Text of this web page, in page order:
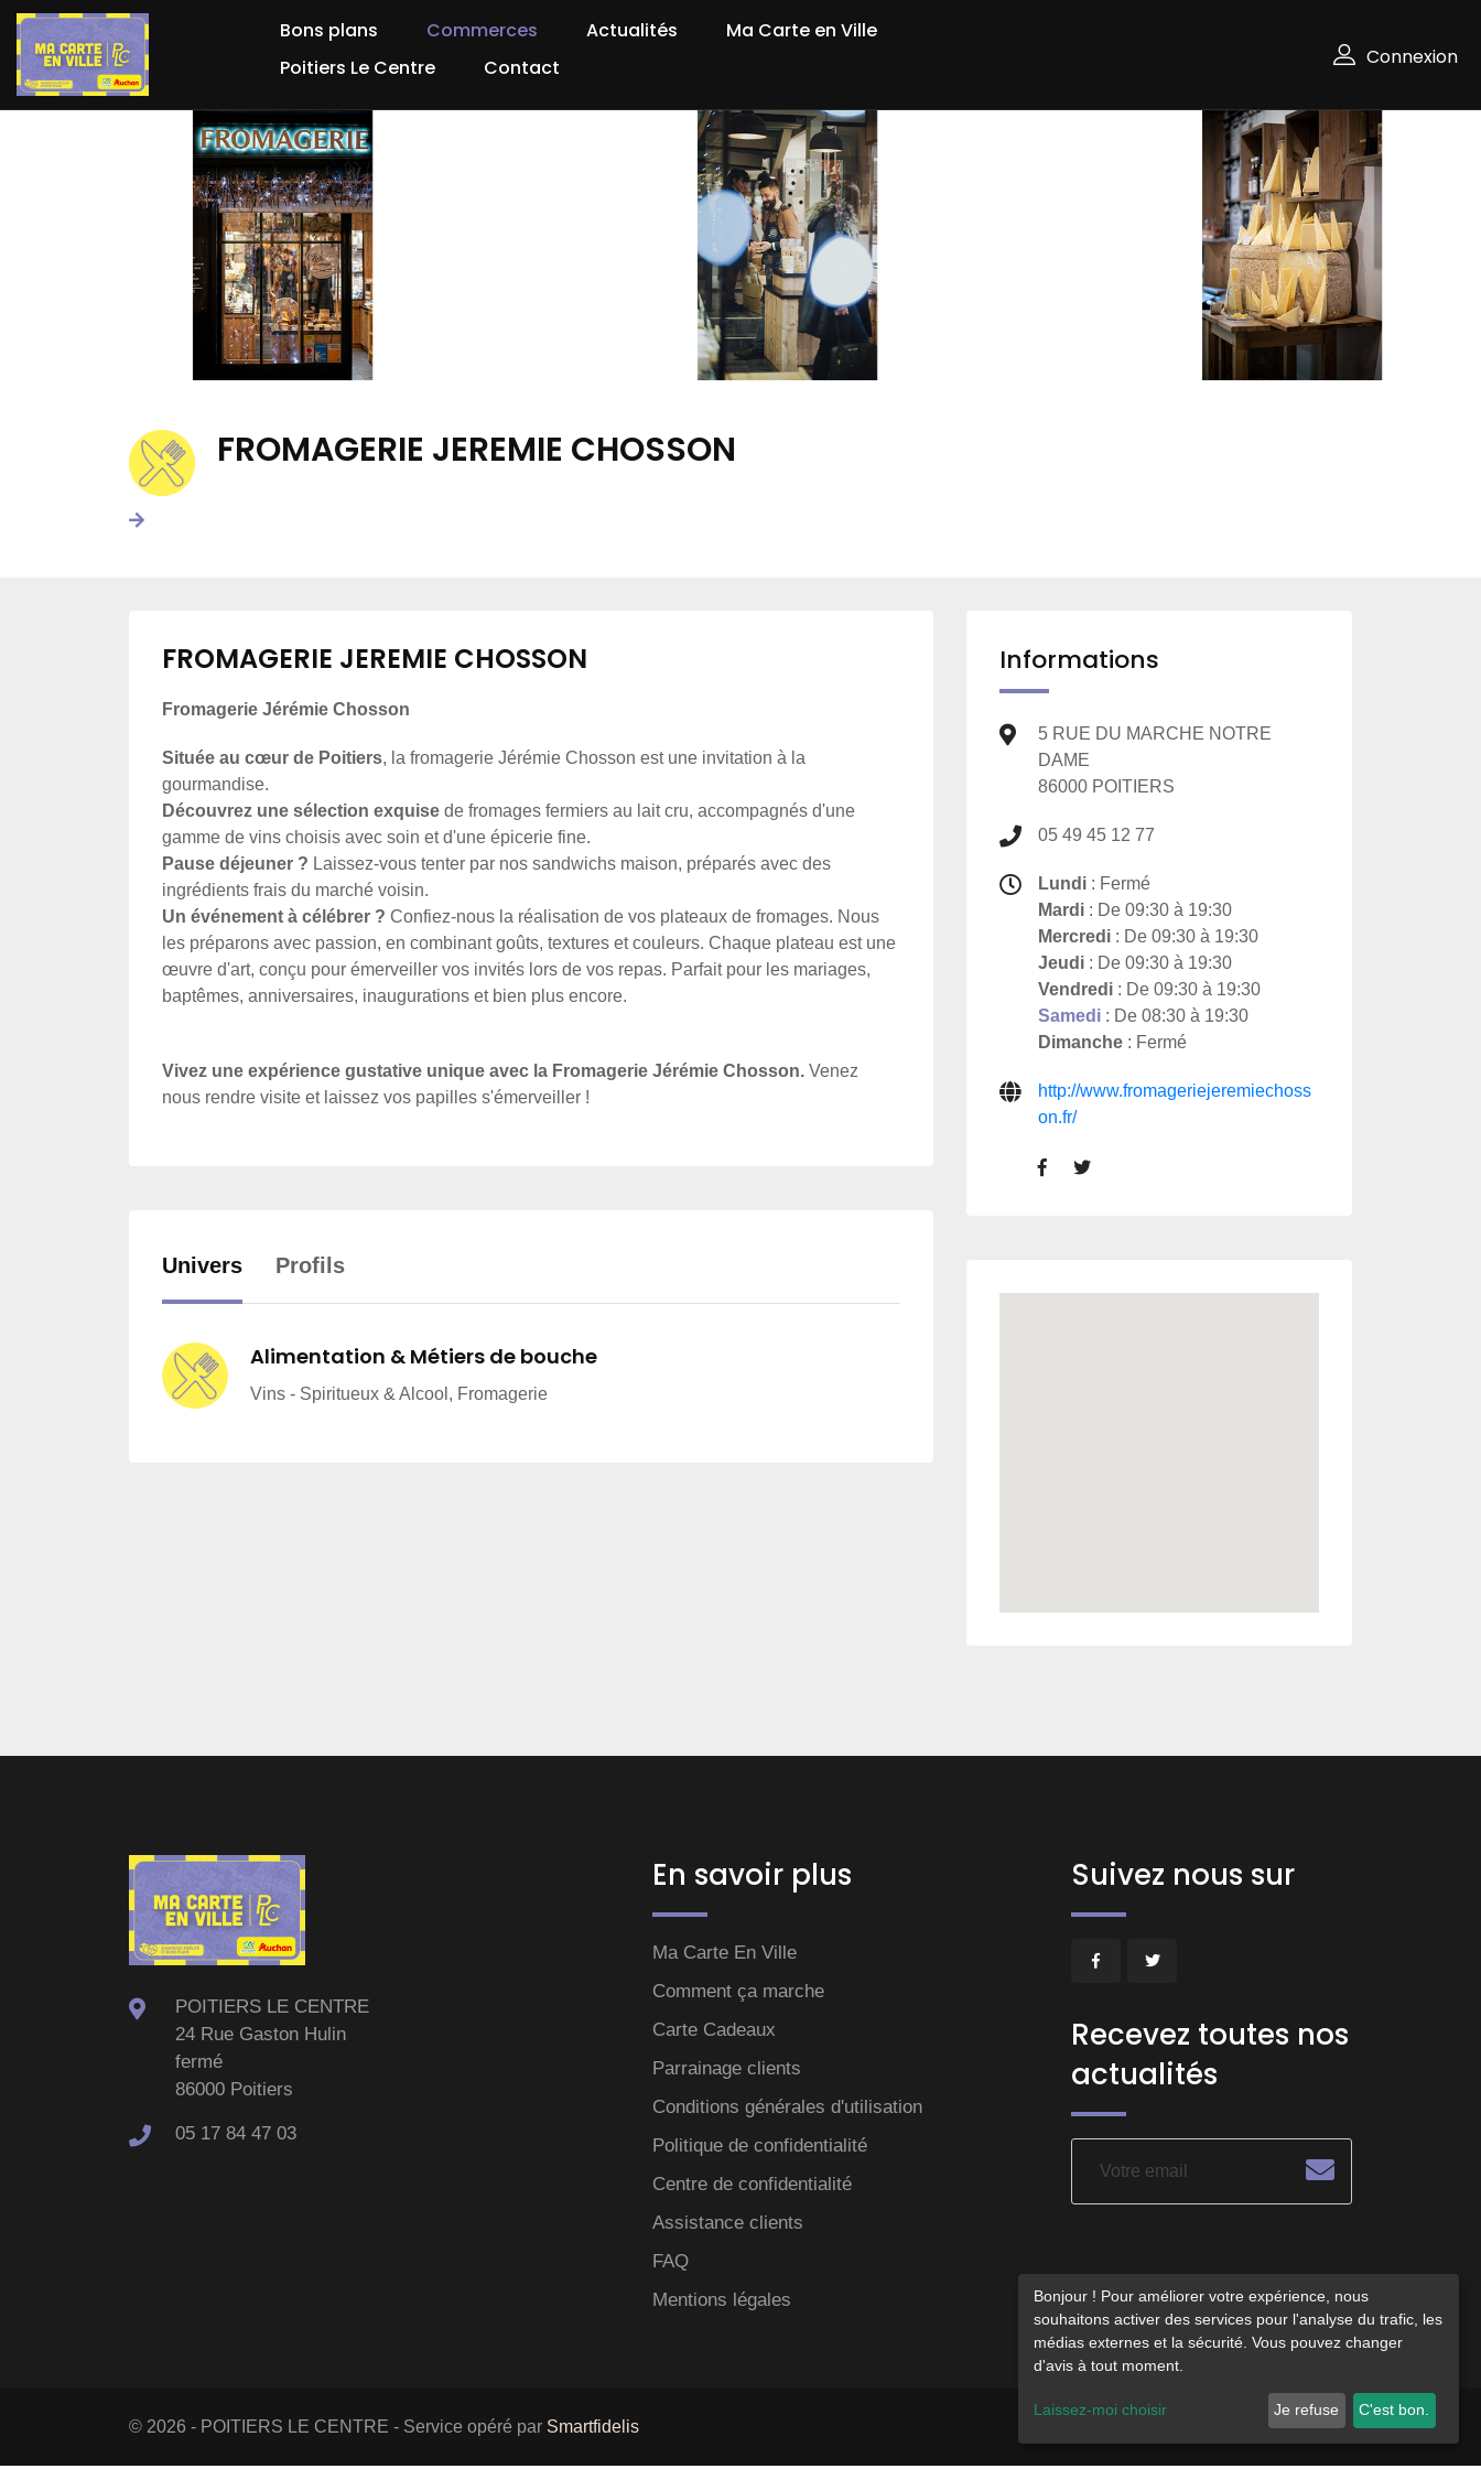
Bons plans Commerces Actualités
Ma Carte en Ville
Poitiers Le Centre
Contact Connexion
FROMAGERIE JEREMIE CHOSSON
FROMAGERIE JEREMIE CHOSSON
Fromagerie Jérémie Chosson
Située au cœur de Poitiers, la fromagerie Jérémie Chosson est une invitation à la
gourmandise.
Découvrez une sélection exquise de fromages fermiers au lait cru, accompagnés d'une
gamme de vins choisis avec soin et d'une épicerie fine.
Pause déjeuner ? Laissez-vous tenter par nos sandwichs maison, préparés avec des
ingrédients frais du marché voisin.
Un événement à célébrer ? Confiez-nous la réalisation de vos plateaux de fromages. Nous
les préparons avec passion, en combinant goûts, textures et couleurs. Chaque plateau est une
œuvre d'art, conçu pour émerveiller vos invités lors de vos repas. Parfait pour les mariages,
baptêmes, anniversaires, inaugurations et bien plus encore.
Vivez une expérience gustative unique avec la Fromagerie Jérémie Chosson. Venez
nous rendre visite et laissez vos papilles s'émerveiller !
Univers Profils
Alimentation & Métiers de bouche
Vins - Spiritueux & Alcool, Fromagerie
Informations
5 RUE DU MARCHE NOTRE
DAME
86000 POITIERS
05 49 45 12 77
Lundi : Fermé
Mardi : De 09:30 à 19:30
Mercredi : De 09:30 à 19:30
Jeudi : De 09:30 à 19:30
Vendredi : De 09:30 à 19:30
Samedi : De 08:30 à 19:30
Dimanche : Fermé
http://www.fromageriejeremiechoss
on.fr/
POITIERS LE CENTRE
24 Rue Gaston Hulin
fermé
86000 Poitiers
05 17 84 47 03
En savoir plus
Ma Carte En Ville
Comment ça marche
Carte Cadeaux
Parrainage clients
Conditions générales d'utilisation
Politique de confidentialité
Centre de confidentialité
Assistance clients
FAQ
Mentions légales
Suivez nous sur
Recevez toutes nos
actualités
© 2026 - POITIERS LE CENTRE - Service opéré par Smartfidelis
Bonjour ! Pour améliorer votre expérience, nous
souhaitons activer des services pour l'analyse du trafic, les
médias externes et la sécurité. Vous pouvez changer
d'avis à tout moment.
Laissez-moi choisir Je refuse C'est bon.